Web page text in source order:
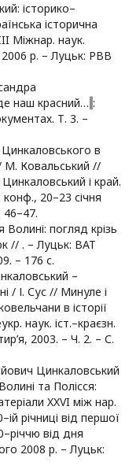
історико–
історична
Міжнар. наук.
2006 р. – Луцьк: РВВ
наш красний…‖:
Т. 3. –
в
/ М. Ковальський //
і край.
конф., 20–23 січня
46–47.
Волині: погляд крізь
// . – Луцьк: ВАТ
– 176 с.
–
/ І. Сус // Минуле і
в історії
наук. іст.–краєзн.
2003. – Ч. 2. – С.
Цинкаловський
та Полісся:
XXVI між нар.
річниці від першої
від дня
2008 р. – Луцьк: